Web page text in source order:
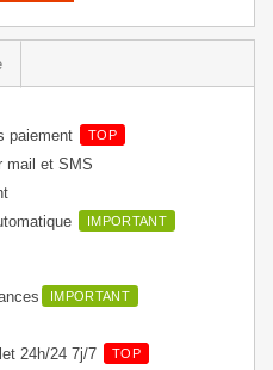
paiement TOP
mail et SMS
IMPORTANT
IMPORTANT
24h/24 7j/7
TOP